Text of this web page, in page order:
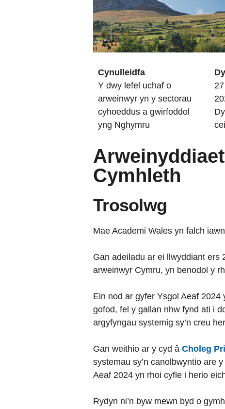
Cynulleidfa
Y dwy lefel uchaf o
arweinwyr yn y sectorau
cyhoeddus a gwirfoddol
yng Nghymru
Cymhleth
Trosolwg
Mae Academi Wales yn falch
Gan adeiladu ar ei llwyddiant ers
arweinwyr Cymru, yn benodol y
Ein nod ar gyfer Ysgol Aeaf
gofod, fel y gallan nhw fynd ati i
argyfyngau systemig sy’n creu
Gan weithio ar y cyd â Choleg
systemau sy’n canolbwyntio are
Aeaf 2024 yn rhoi cyfle i herio
Rydyn ni’n byw mewn byd o